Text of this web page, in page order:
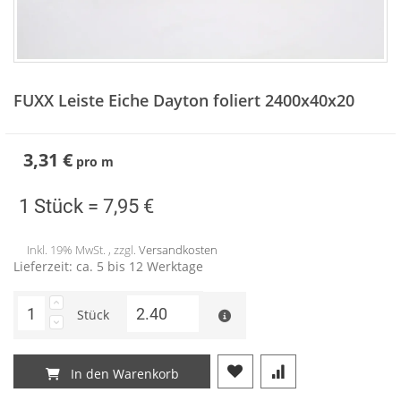
der
FUXX Leiste Eiche Dayton foliert 2400x40x20
3,31 € pro m
1 Stück = 7,95 €
Inkl. 19% MwSt. , zzgl. Versandkosten
Lieferzeit: ca. 5 bis 12 Werktage
Stück
In den Warenkorb